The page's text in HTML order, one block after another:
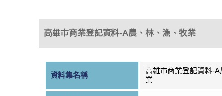
高雄市商業登記資料-A農、林、漁、牧業
資料集名稱
高雄市商業登記資料-A
業